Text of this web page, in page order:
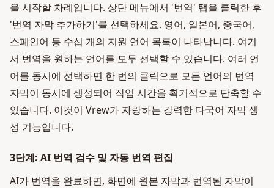
을 시작할 차례입니다. 상단 메뉴에서 '번역' 탭을 클릭한 후
'번역 자막 추가하기'를 선택하세요. 영어, 일본어, 중국어,
스페인어 등 수십 개의 지원 언어 목록이 나타납니다. 여기
서 번역을 원하는 언어를 모두 선택할 수 있습니다. 여러 언
어를 동시에 선택하면 한 번의 클릭으로 모든 언어의 번역
자막이 동시에 생성되어 작업 시간을 획기적으로 단축할 수
있습니다. 이것이 Vrew가 자랑하는 강력한 다국어 자막 생
성 기능입니다.
3단계: AI 번역 검수 및 자동 번역 편집
AI가 번역을 완료하면, 화면에 원본 자막과 번역된 자막이